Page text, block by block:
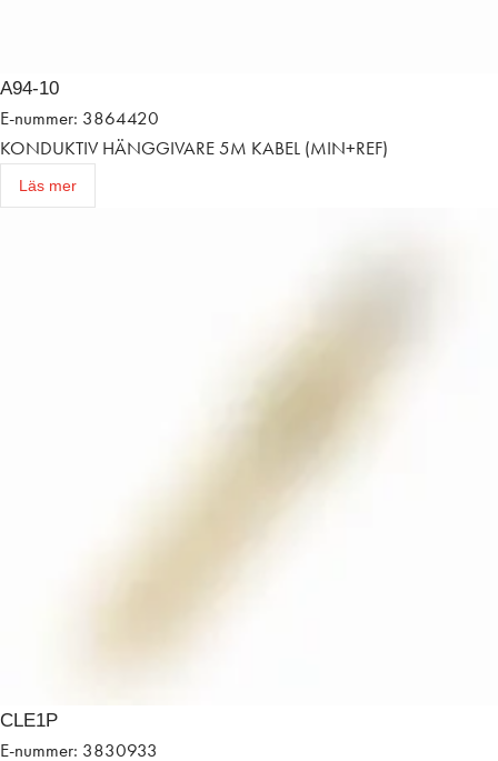
A94-10
E-nummer: 3864420
KONDUKTIV HÄNGGIVARE 5M KABEL (MIN+REF)
Läs mer
CLE1P
E-nummer: 3830933